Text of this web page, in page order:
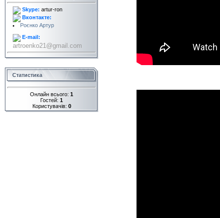
Skype: artur-ron
Вконтакте:
Роєнко Артур
E-mail:
artroenko21@gmail.com
Статистика
Онлайн всього: 1
Гостей: 1
Користувачів: 0